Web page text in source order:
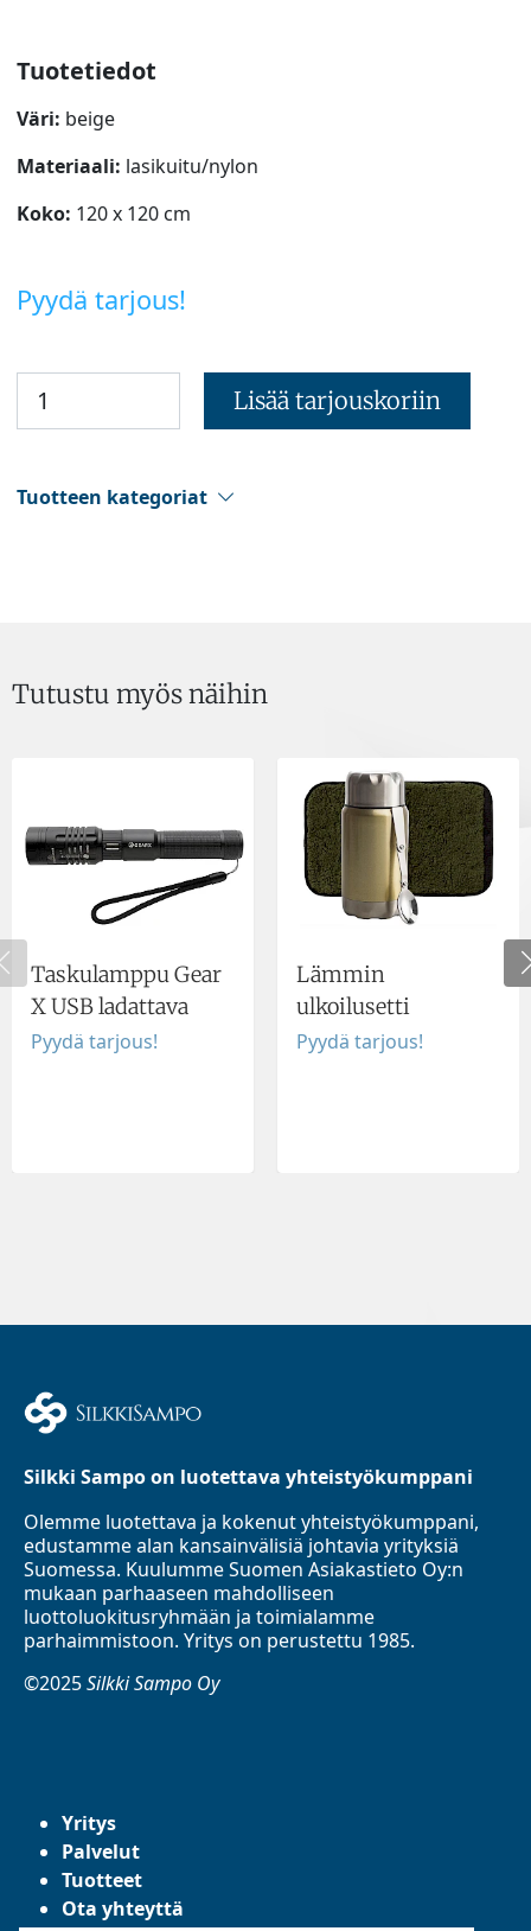
Tuotetiedot
Väri: beige
Materiaali: lasikuitu/nylon
Koko: 120 x 120 cm
Pyydä tarjous!
Lisää tarjouskoriin
Tuotteen kategoriat
Tutustu myös näihin
Taskulamppu Gear
X USB ladattava
Pyydä tarjous!
Lämmin
ulkoilusetti
Pyydä tarjous!
Silkki Sampo on luotettava yhteistyökumppani
Olemme luotettava ja kokenut yhteistyökumppani,
edustamme alan kansainvälisiä johtavia yrityksiä
Suomessa. Kuulumme Suomen Asiakastieto Oy:n
mukaan parhaaseen mahdolliseen
luottoluokitusryhmään ja toimialamme
parhaimmistoon. Yritys on perustettu 1985.
©2025Silkki Sampo Oy
Yritys
Palvelut
Tuotteet
Ota yhteyttä